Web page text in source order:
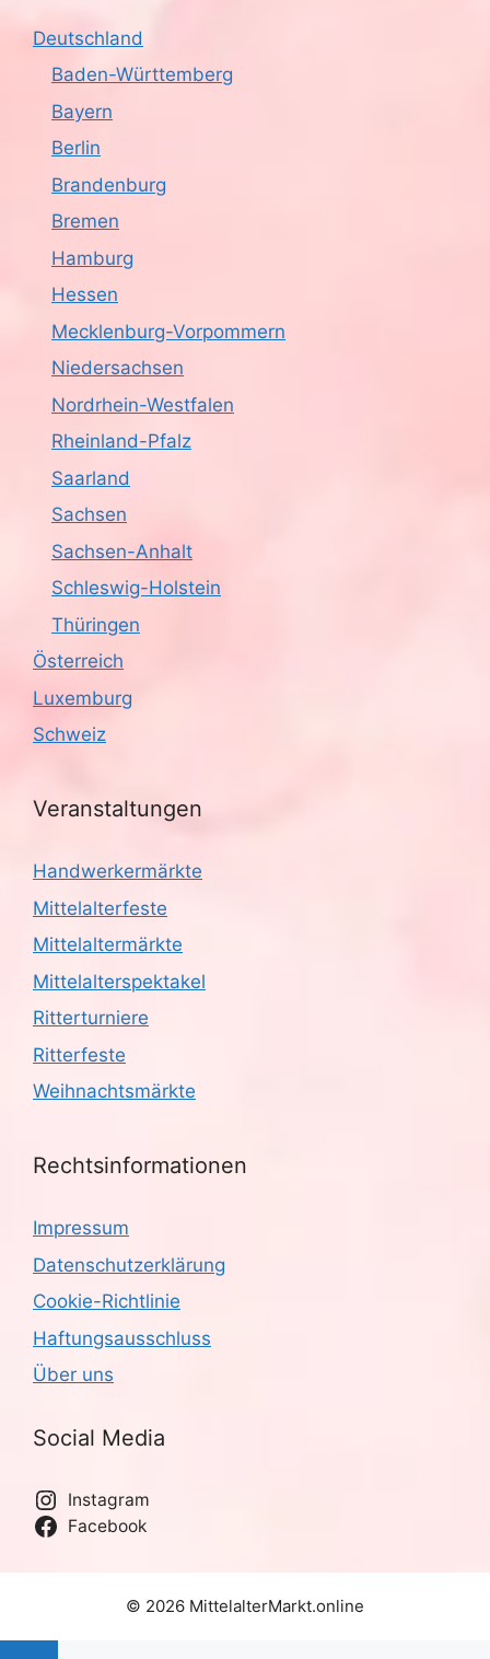
Deutschland
Baden-Württemberg
Bayern
Berlin
Brandenburg
Bremen
Hamburg
Hessen
Mecklenburg-Vorpommern
Niedersachsen
Nordrhein-Westfalen
Rheinland-Pfalz
Saarland
Sachsen
Sachsen-Anhalt
Schleswig-Holstein
Thüringen
Österreich
Luxemburg
Schweiz
Veranstaltungen
Handwerkermärkte
Mittelalterfeste
Mittelaltermärkte
Mittelalterspektakel
Ritterturniere
Ritterfeste
Weihnachtsmärkte
Rechtsinformationen
Impressum
Datenschutzerklärung
Cookie-Richtlinie
Haftungsausschluss
Über uns
Social Media
Instagram
Facebook
© 2026 MittelalterMarkt.online